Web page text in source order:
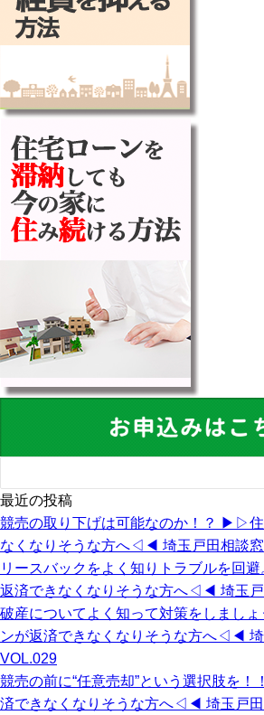
最近の投稿
競売の取り下げは可能なのか！？ ▶︎▷住
なくなりそうな方へ◁◀︎ 埼玉戸田相談
リースバックをよく知りトラブルを回
返済できなくなりそうな方へ◁◀︎ 埼玉
破産についてよく知って対策をしまし
ンが返済できなくなりそうな方へ◁◀︎
VOL.029
競売の前に“任意売却”という選択肢を
済できなくなりそうな方へ◁◀︎ 埼玉戸